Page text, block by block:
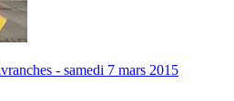
- samedi 7 mars 2015